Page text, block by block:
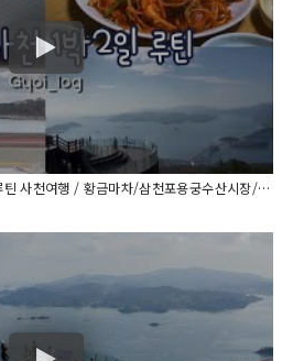
사천VLOG. 경남 사천 1박2일 루틴 사천여행 / 황금마차/삼천포용궁수산시장/케이블카/카크닉/배말톳김밥/상족암군립공원/편백찜